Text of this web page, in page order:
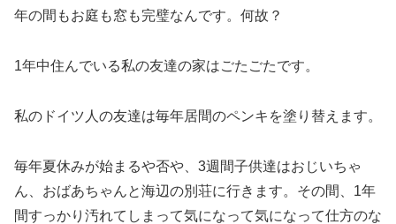
年の間もお庭も窓も完璧なんです。何故？
1年中住んでいる私の友達の家はごたごたです。
私のドイツ人の友達は毎年居間のペンキを塗り替えます。
毎年夏休みが始まるや否や、3週間子供達はおじいちゃ
ん、おばあちゃんと海辺の別荘に行きます。その間、1年
間すっかり汚れてしまって気になって気になって仕方のな